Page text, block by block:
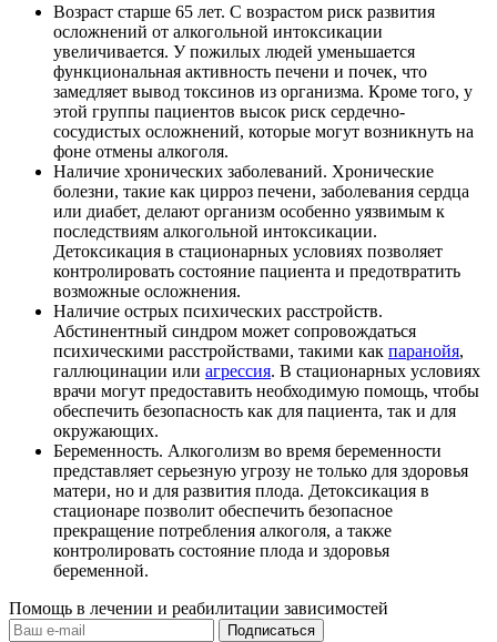
Возраст старше 65 лет. С возрастом риск развития
осложнений от алкогольной интоксикации
увеличивается. У пожилых людей уменьшается
функциональная активность печени и почек, что
замедляет вывод токсинов из организма. Кроме того, у
этой группы пациентов высок риск сердечно-
сосудистых осложнений, которые могут возникнуть на
фоне отмены алкоголя.
Наличие хронических заболеваний. Хронические
болезни, такие как цирроз печени, заболевания сердца
или диабет, делают организм особенно уязвимым к
последствиям алкогольной интоксикации.
Детоксикация в стационарных условиях позволяет
контролировать состояние пациента и предотвратить
возможные осложнения.
Наличие острых психических расстройств.
Абстинентный синдром может сопровождаться
психическими расстройствами, такими как паранойя,
галлюцинации или агрессия. В стационарных условиях
врачи могут предоставить необходимую помощь, чтобы
обеспечить безопасность как для пациента, так и для
окружающих.
Беременность. Алкоголизм во время беременности
представляет серьезную угрозу не только для здоровья
матери, но и для развития плода. Детоксикация в
стационаре позволит обеспечить безопасное
прекращение потребления алкоголя, а также
контролировать состояние плода и здоровья
беременной.
Помощь в лечении и реабилитации зависимостей
Подписаться